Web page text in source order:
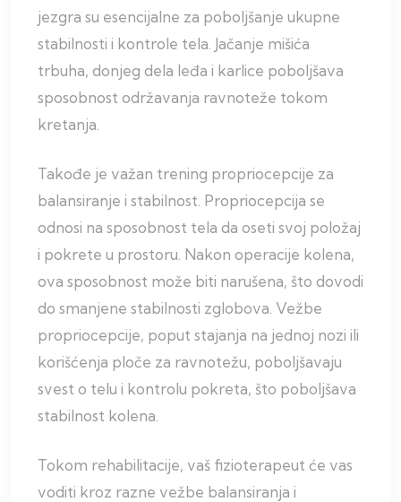
jezgra su esencijalne za poboljšanje ukupne
stabilnosti i kontrole tela. Jačanje mišića
trbuha, donjeg dela leđa i karlice poboljšava
sposobnost održavanja ravnoteže tokom
kretanja.
Takođe je važan trening propriocepcije za
balansiranje i stabilnost. Propriocepcija se
odnosi na sposobnost tela da oseti svoj položaj
i pokrete u prostoru. Nakon operacije kolena,
ova sposobnost može biti narušena, što dovodi
do smanjene stabilnosti zglobova. Vežbe
propriocepcije, poput stajanja na jednoj nozi ili
korišćenja ploče za ravnotežu, poboljšavaju
svest o telu i kontrolu pokreta, što poboljšava
stabilnost kolena.
Tokom rehabilitacije, vaš fizioterapeut će vas
voditi kroz razne vežbe balansiranja i